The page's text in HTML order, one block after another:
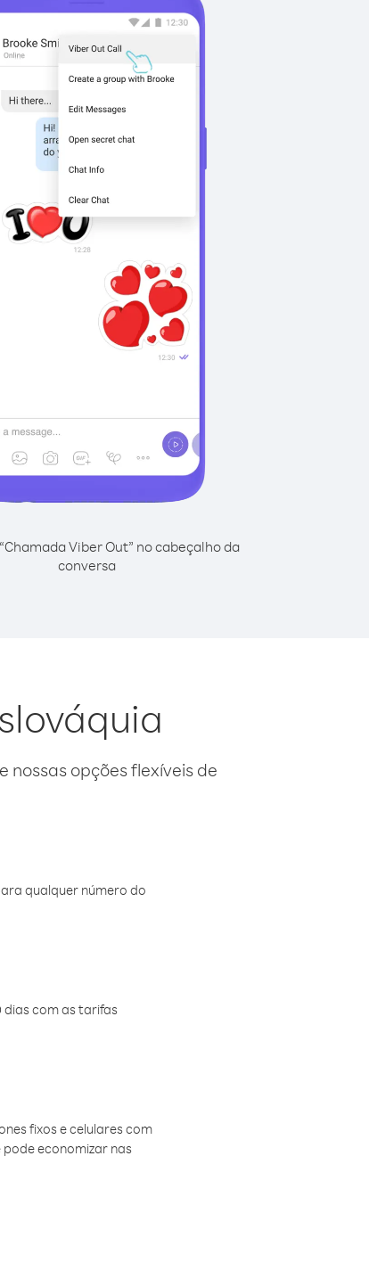
Viber Out” no cabeçalho da
conversa
nossas opções flexíveis de
qualquer número do
dias com as tarifas
fixos e celulares com
economizar nas